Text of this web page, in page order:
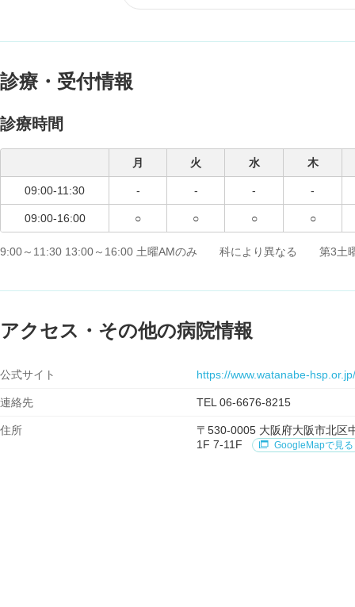
診療・受付情報
診療時間
月 火 水 木
09:00-11:30 - - - -
09:00-16:00 ○ ○ ○ ○
9:00～11:30 13:00～16:00 土曜AMのみ 科により異なる 第3土曜
アクセス・その他の病院情報
公式サイト https://www.watanabe-hsp.or.jp/
連絡先 TEL 06-6676-8215
住所
〒530-0005 大阪府大阪市北区
1F 7-11F
GoogleMapで見る